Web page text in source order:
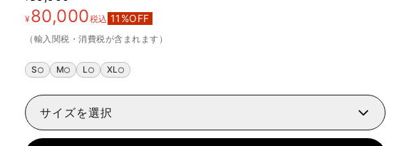
¥80,000税込 11 %OFF
（輸入関税・消費税が含まれます）
S M L XL
サイズを選択